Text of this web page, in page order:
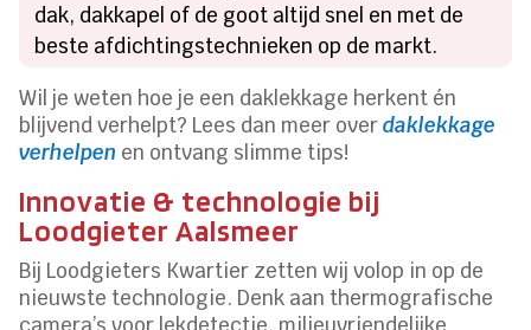
dak, dakkapel of de goot altijd snel en met de
beste afdichtingstechnieken op de markt.
Wil je weten hoe je een daklekkage herkent én
blijvend verhelpt? Lees dan meer overdaklekkage
verhelpen en ontvang slimme tips!
Innovatie & technologie bij
Loodgieter Aalsmeer
Bij Loodgieters Kwartier zetten wij volop in op de
nieuwste technologie. Denk aan thermografische